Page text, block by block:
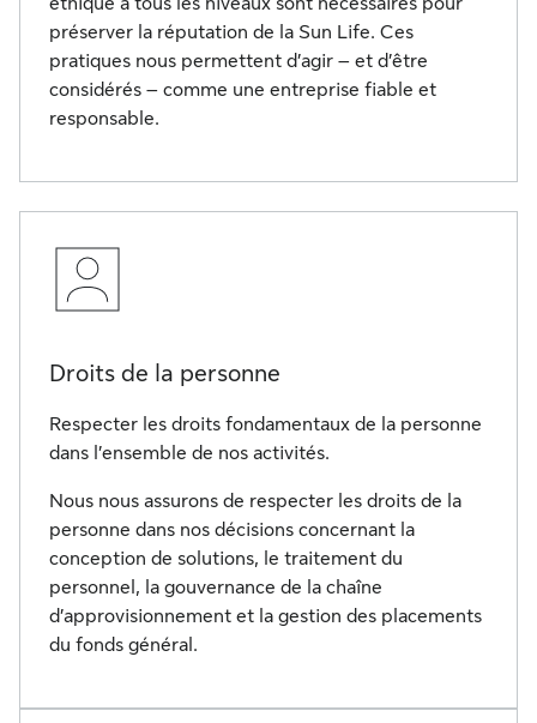
préserver la réputation de la Sun Life. Ces
pratiques nous permettent d’agir – et d’être
considérés – comme une entreprise fiable et
responsable.
Droits de la personne
Respecter les droits fondamentaux de la personne
dans l’ensemble de nos activités.
Nous nous assurons de respecter les droits de la
personne dans nos décisions concernant la
conception de solutions, le traitement du
personnel, la gouvernance de la chaîne
d’approvisionnement et la gestion des placements
du fonds général.